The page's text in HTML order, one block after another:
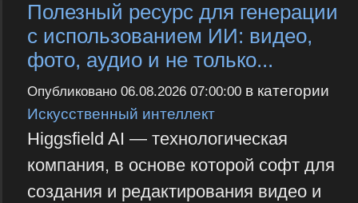
Полезный ресурс для генерации
с использованием ИИ: видео,
фото, аудио и не только...
Опубликовано 06.08.2026 07:00:00в категории
Искусственный интеллект
Higgsfield AI — технологическая
компания, в основе которой софт для
создания и редактирования видео и